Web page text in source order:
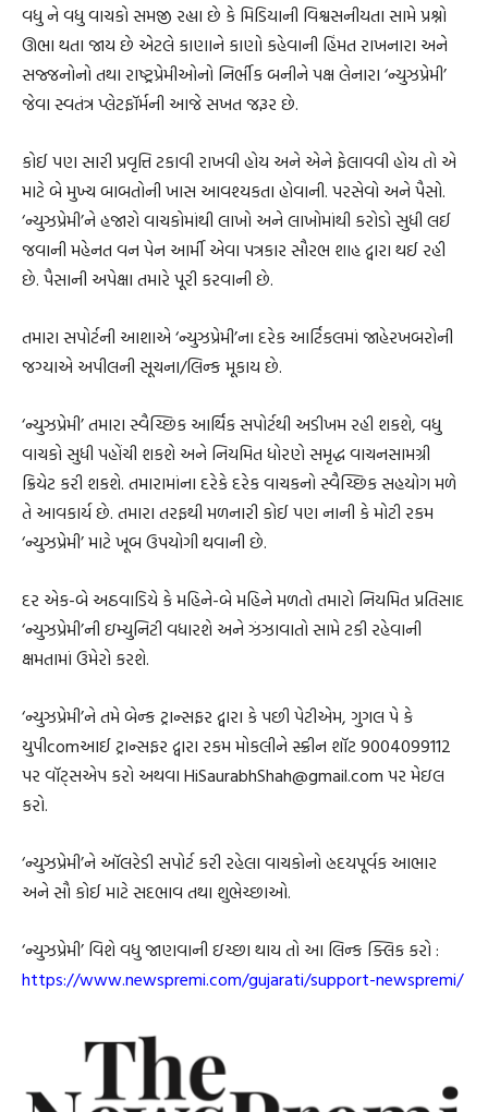
વધુ ને વધુ વાચકો સમજી રહ્યા છે કે મિડિયાની વિશ્વસનીયતા સામે પ્રશ્નો
ઊભા થતા જાય છે એટલે કાણાને કાણો કહેવાની હિંમત રાખનારા અને
સજ્જનોનો તથા રાષ્ટ્રપ્રેમીઓનો નિર્ભીક બનીને પક્ષ લેનારા ‘ન્યુઝપ્રેમી’
જેવા સ્વતંત્ર પ્લેટફૉર્મની આજે સખત જરૂર છે.
કોઈ પણ સારી પ્રવૃત્તિ ટકાવી રાખવી હોય અને એને ફેલાવવી હોય તો એ
માટે બે મુખ્ય બાબતોની ખાસ આવશ્યકતા હોવાની. પરસેવો અને પૈસો.
‘ન્યુઝપ્રેમી’ને હજારો વાચકોમાંથી લાખો અને લાખોમાંથી કરોડો સુધી લઈ
જવાની મહેનત વન પેન આર્મી એવા પત્રકાર સૌરભ શાહ દ્વારા થઈ રહી
છે. પૈસાની અપેક્ષા તમારે પૂરી કરવાની છે.
તમારા સપોર્ટની આશાએ ‘ન્યુઝપ્રેમી’ના દરેક આર્ટિકલમાં જાહેરખબરોની
જગ્યાએ અપીલની સૂચના/લિન્ક મૂકાય છે.
‘ન્યુઝપ્રેમી’ તમારા સ્વૈચ્છિક આર્થિક સપોર્ટથી અડીખમ રહી શકશે, વધુ
વાચકો સુધી પહોંચી શકશે અને નિયમિત ધોરણે સમૃદ્ધ વાચનસામગ્રી
ક્રિયેટ કરી શકશે. તમારામાંના દરેકે દરેક વાચકનો સ્વૈચ્છિક સહયોગ મળે
તે આવકાર્ય છે. તમારા તરફથી મળનારી કોઈ પણ નાની કે મોટી રકમ
‘ન્યુઝપ્રેમી’ માટે ખૂબ ઉપયોગી થવાની છે.
દર એક-બે અઠવાડિયે કે મહિને-બે મહિને મળતો તમારો નિયમિત પ્રતિસાદ
‘ન્યુઝપ્રેમી’ની ઇમ્યુનિટી વધારશે અને ઝંઝાવાતો સામે ટકી રહેવાની
ક્ષમતામાં ઉમેરો કરશે.
‘ન્યુઝપ્રેમી’ને તમે બેન્ક ટ્રાન્સફર દ્વારા કે પછી પેટીએમ, ગુગલ પે કે
યુપીcomઆઈ ટ્રાન્સફર દ્વારા રકમ મોકલીને સ્ક્રીન શૉટ 9004099112
પર વૉટ્સએપ કરો અથવા HiSaurabhShah@gmail.com પર મેઇલ
કરો.
‘ન્યુઝપ્રેમી’ને ઑલરેડી સપોર્ટ કરી રહેલા વાચકોનો હ્રદયપૂર્વક આભાર
અને સૌ કોઈ માટે સદભાવ તથા શુભેચ્છાઓ.
‘ન્યુઝપ્રેમી’ વિશે વધુ જાણવાની ઇચ્છા થાય તો આ લિન્ક ક્લિક કરો :
https://www.newspremi.com/gujarati/support-newspremi/